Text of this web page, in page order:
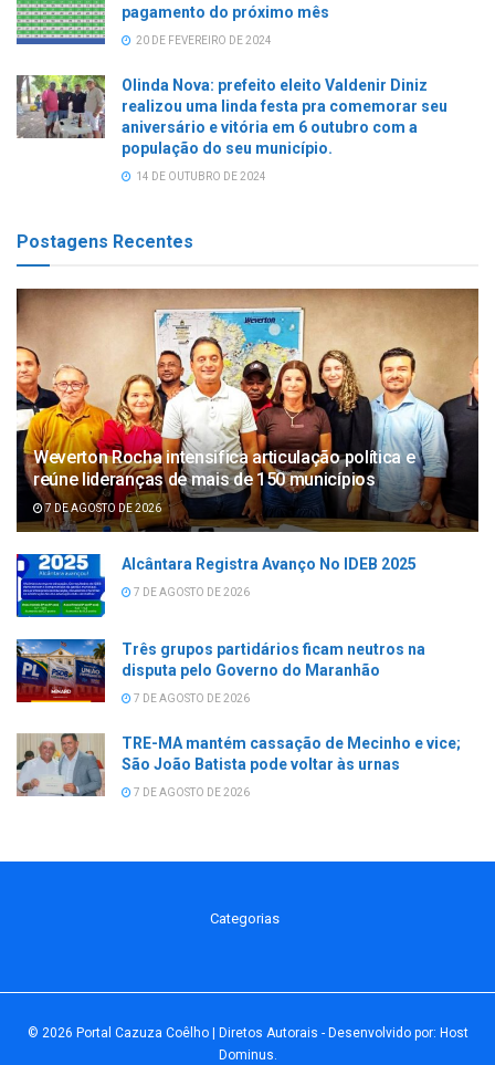
pagamento do próximo mês
20 DE FEVEREIRO DE 2024
Olinda Nova: prefeito eleito Valdenir Diniz
realizou uma linda festa pra comemorar seu
aniversário e vitória em 6 outubro com a
população do seu município.
14 DE OUTUBRO DE 2024
Postagens Recentes
Weverton Rocha intensifica articulação política e
reúne lideranças de mais de 150 municípios
7 DE AGOSTO DE 2026
Alcântara Registra Avanço No IDEB 2025
7 DE AGOSTO DE 2026
Três grupos partidários ficam neutros na
disputa pelo Governo do Maranhão
7 DE AGOSTO DE 2026
TRE-MA mantém cassação de Mecinho e vice;
São João Batista pode voltar às urnas
7 DE AGOSTO DE 2026
Categorias
© 2026 Portal Cazuza Coêlho | Diretos Autorais - Desenvolvido por: Host
Dominus.